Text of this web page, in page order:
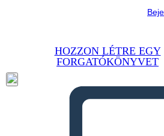
HOZZON LÉTRE EGY
FORGATÓKÖNYVET